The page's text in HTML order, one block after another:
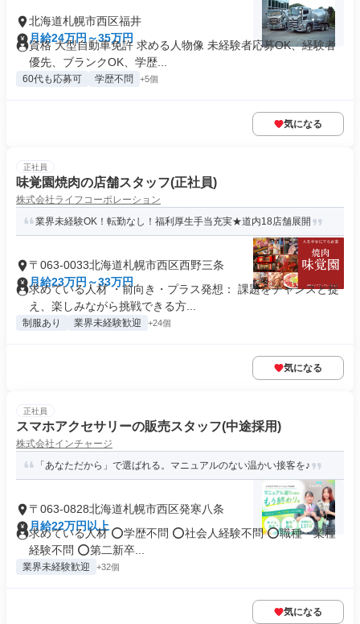
北海道札幌市西区福井
月給24万円～35万円
資格 大型自動車免許 求める人物像 未経験者応募OK、経験者
優先、ブランクOK、学歴...
60代も応募可 学歴不問 +5個
気になる
正社員
味覚園焼肉の店舗スタッフ(正社員)
株式会社ライフコーポレーション
業界未経験OK！転勤なし！福利厚生手当充実★道内18店舗展開
〒063-0033北海道札幌市西区西野三条
月給23万円～33万円
求めている人材 ・前向き・プラス発想： 課題をチャンスと捉
え、楽しみながら挑戦できる方...
制服あり 業界未経験歓迎 +24個
気になる
正社員
スマホアクセサリーの販売スタッフ(中途採用)
株式会社インチャージ
「あなただから」で選ばれる。マニュアルのない温かい接客を♪
〒063-0828北海道札幌市西区発寒八条
月給22万円以上
求めている人材 ⭕️学歴不問 ⭕️社会人経験不問 ⭕️職種・業種
経験不問 ⭕️第二新卒...
業界未経験歓迎 +32個
気になる